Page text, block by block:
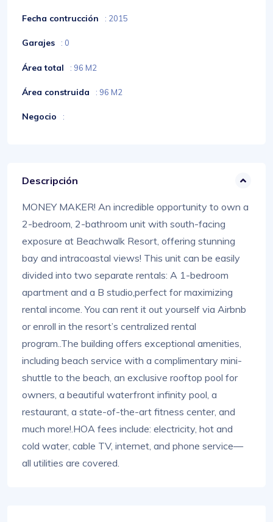
Fecha contrucción : 2015
Garajes : 0
Área total : 96 M2
Área construida : 96 M2
Negocio :
Descripción
MONEY MAKER! An incredible opportunity to own a
2-bedroom, 2-bathroom unit with south-facing
exposure at Beachwalk Resort, offering stunning
bay and intracoastal views! This unit can be easily
divided into two separate rentals: A 1-bedroom
apartment and a B studio,perfect for maximizing
rental income. You can rent it out yourself via Airbnb
or enroll in the resort’s centralized rental
program..The building offers exceptional amenities,
including beach service with a complimentary mini-
shuttle to the beach, an exclusive rooftop pool for
owners, a beautiful waterfront infinity pool, a
restaurant, a state-of-the-art fitness center, and
much more!.HOA fees include: electricity, hot and
cold water, cable TV, internet, and phone service—
all utilities are covered.